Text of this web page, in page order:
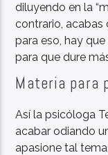
diluyendo en la
contrario,
para eso, hay
para que dure
Materia para
Así la psicóloga
acabar odiando
apasione tal